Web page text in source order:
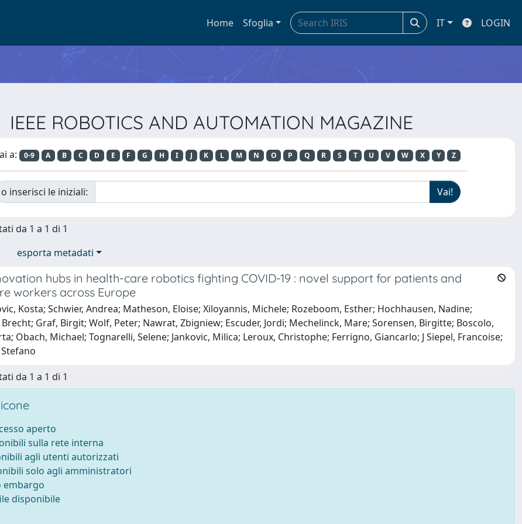
Home Sfoglia IT LOGIN
ROBOTICS AND AUTOMATION MAGAZINE
a: 0-9 A B C D E F G H I J K L M N O P Q R S T U V W X Y Z
o inserisci le iniziali:
da 1 a 1 di 1
esporta metadati
hubs in health-care robotics fighting COVID-19 : novel support for patients and
workers across Europe
Kosta; Schwier, Andrea; Matheson, Eloise; Xiloyannis, Michele; Rozeboom, Esther; Hochhausen, Nadine;
Graf, Birgit; Wolf, Peter; Nawrat, Zbigniew; Escuder, Jordi; Mechelinck, Mare; Sorensen, Birgitte; Boscolo,
Obach, Michael; Tognarelli, Selene; Jankovic, Milica; Leroux, Christophe; Ferrigno, Giancarlo; J Siepel, Francoise;
da 1 a 1 di 1
aperto
sulla rete interna
agli utenti autorizzati
solo agli amministratori
embargo
disponibile